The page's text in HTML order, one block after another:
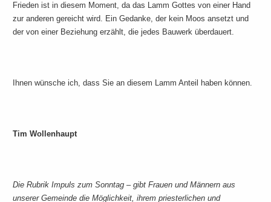
Frieden ist in diesem Moment, da das Lamm Gottes von einer Hand
zur anderen gereicht wird. Ein Gedanke, der kein Moos ansetzt und
der von einer Beziehung erzählt, die jedes Bauwerk überdauert.
Ihnen wünsche ich, dass Sie an diesem Lamm Anteil haben können.
Tim Wollenhaupt
Die Rubrik Impuls zum Sonntag – gibt Frauen und Männern aus
unserer Gemeinde die Möglichkeit, ihrem priesterlichen und